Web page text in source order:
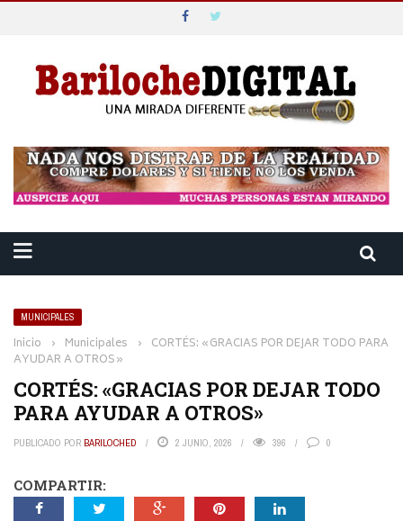
MUNICIPALES
Inicio › Municipales › CORTÉS: «GRACIAS POR DEJAR TODO PARA
AYUDAR A OTROS»
CORTÉS: «GRACIAS POR DEJAR TODO
PARA AYUDAR A OTROS»
PUBLICADO POR BARILOCHED 2 JUNIO, 2026 396 0
COMPARTIR: